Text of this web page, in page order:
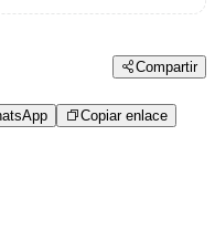
Compartir
Copiar enlace